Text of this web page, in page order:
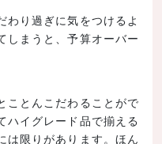
わり過ぎに気をつけるよ
しまうと、予算オーバー
ことんこだわることがで
ハイグレード品で揃える
は限りがあります。ほん